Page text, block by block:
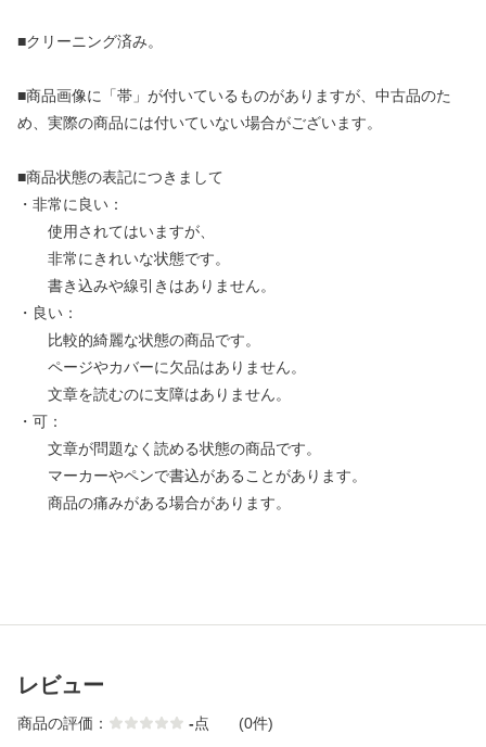
■クリーニング済み。
■商品画像に「帯」が付いているものがありますが、中古品のた
め、実際の商品には付いていない場合がございます。
■商品状態の表記につきまして
・非常に良い：
使用されてはいますが、
非常にきれいな状態です。
書き込みや線引きはありません。
・良い：
比較的綺麗な状態の商品です。
ページやカバーに欠品はありません。
文章を読むのに支障はありません。
・可：
文章が問題なく読める状態の商品です。
マーカーやペンで書込があることがあります。
商品の痛みがある場合があります。
レビュー
商品の評価： -点 (0件)